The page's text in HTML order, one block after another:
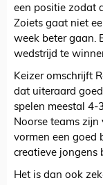
een positie zodat
Zoiets gaat niet
week beter gaan.
wedstrijd te
Keizer omschrijft
dat uiteraard
spelen meestal 4-
Noorse teams zijn
vormen een goed
creatieve jongens
Het is dan ook